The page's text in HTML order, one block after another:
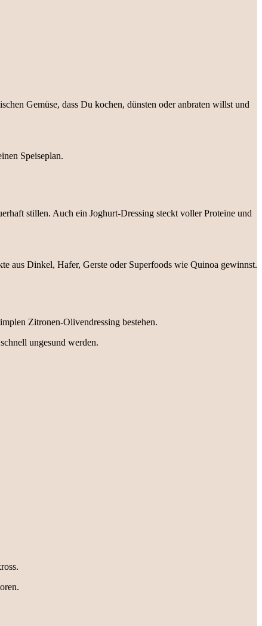
Gemüse, dass Du kochen, dünsten oder anbraten willst und
Speiseplan.
stillen. Auch ein Joghurt-Dressing steckt voller Proteine und
aus Dinkel, Hafer, Gerste oder Superfoods wie Quinoa gewinnst.
Zitronen-Olivendressing bestehen.
ungesund werden.